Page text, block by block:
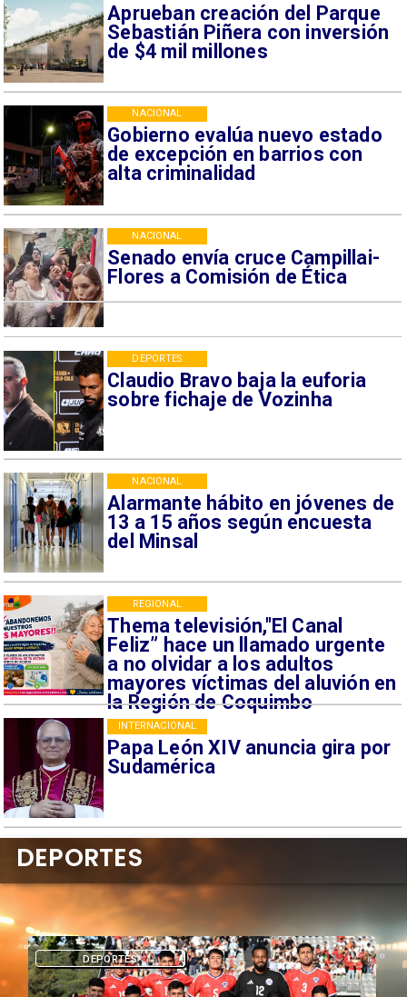
Aprueban creación del Parque
Sebastián Piñera con inversión
de $4 mil millones
Gobierno evalúa nuevo estado
de excepción en barrios con
alta criminalidad
NACIONAL
Senado envía cruce Campillai-
Flores a Comisión de Ética
NACIONAL
Claudio Bravo baja la euforia
sobre fichaje de Vozinha
DEPORTES
Alarmante hábito en jóvenes de
13 a 15 años según encuesta
del Minsal
NACIONAL
Thema televisión,"El Canal
Feliz” hace un llamado urgente
a no olvidar a los adultos
mayores víctimas del aluvión en
la Región de Coquimbo
REGIONAL
Papa León XIV anuncia gira por
Sudamérica
INTERNACIONAL
DEPORTES
DEPORTES